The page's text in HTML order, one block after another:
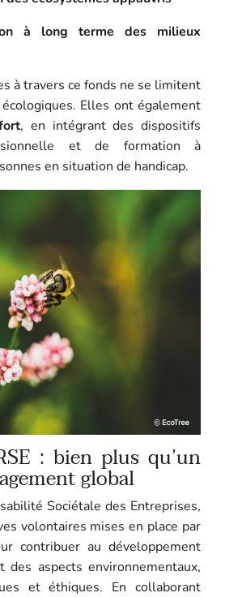
à long terme des milieux
à travers ce fonds ne se limitent
Elles ont également
, en intégrant des dispositifs
et de formation à
en situation de handicap.
: bien plus qu’un
global
Sociétale des Entreprises,
volontaires mises en place par
contribuer au développement
des aspects environnementaux,
et éthiques. En collaborant